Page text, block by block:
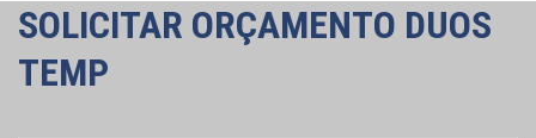
SOLICITAR ORÇAMENTO DUOS
TEMP